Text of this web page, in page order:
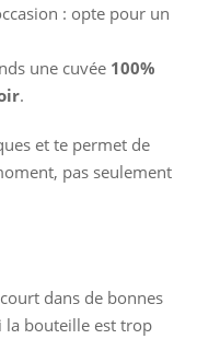
: opte pour un
une cuvée 100%
.
et te permet de
pas seulement
dans de bonnes
la bouteille est trop